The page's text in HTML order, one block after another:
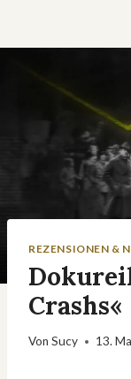
REZENSIONEN &
Crashs«
Von Sucy 13.